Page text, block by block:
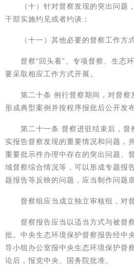
（十）针对督察发现的突出问题
干部实施约见或者约谈；
（十一）其他必要的督察工作方式
督察“回头看”、专项督察、生态环
要采取相应工作方式开展。
第二十条 例行督察期间，对督察
形成典型案例并按程序报批后公开发布
第二十一条 督察进驻结束后，督
实报告督察发现的重要情况和问题，
重要批示件办理中存在的突出问题、
域督察综合情况等，可以形成专题报
题报告等反映的问题，应当制作问题底
督察组应当成立独立审核组，对督
督察报告应当以适当方式与被督
批。中央生态环境保护督察报告经中
导小组办公室报中央生态环境保护督
论后，报党中央、国务院批准。